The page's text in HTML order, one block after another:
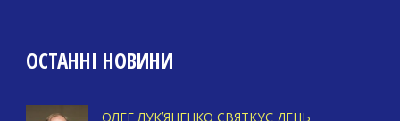
ОСТАННІ НОВИНИ
ОЛЕГ ЛУКʼЯНЕНКО СВЯТКУЄ ДЕНЬ